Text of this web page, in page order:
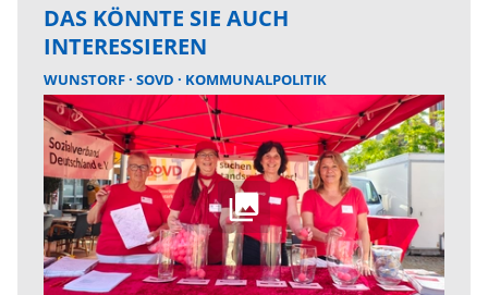
DAS KÖNNTE SIE AUCH
INTERESSIEREN
WUNSTORF SOVD KOMMUNALPOLITIK